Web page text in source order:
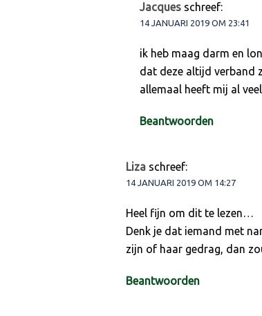
Jacques schreef:
14 JANUARI 2019 OM 23:41
ik heb maag darm en
dat deze altijd verband
allemaal heeft mij al
Beantwoorden
Liza schreef:
14 JANUARI 2019 OM 14:27
Heel fijn om dit te lezen…
Denk je dat iemand met
zijn of haar gedrag, dan
Beantwoorden